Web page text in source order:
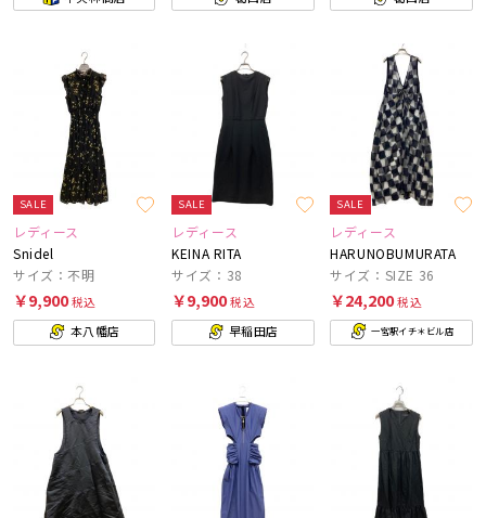
SALE
レディース
Snidel
サイズ：不明
￥9,900税込
本八幡店
SALE
レディース
KEINA RITA
サイズ：38
￥9,900税込
早稲田店
SALE
レディース
HARUNOBUMURATA
サイズ：SIZE 36
￥24,200税込
一宮駅イチ＊ビル店